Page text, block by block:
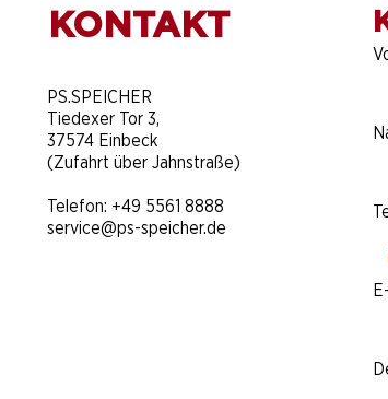
KONTAKT
​PS.SPEICHER
Tiedexer Tor 3,
37574 Einbeck
(Zufahrt über Jahnstraße)
Telefon: +49 5561 8888
service@ps-speicher.de